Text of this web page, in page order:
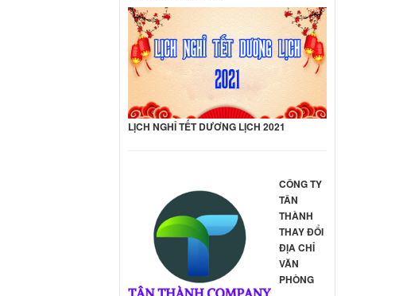
LỊCH NGHỈ TẾT DƯƠNG LỊCH 2021
CÔNG TY
TÂN
THÀNH
THAY ĐỔI
ĐỊA CHỈ
VĂN
PHÒNG